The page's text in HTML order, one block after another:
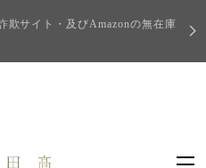
欺サイト・及びAmazonの無在庫